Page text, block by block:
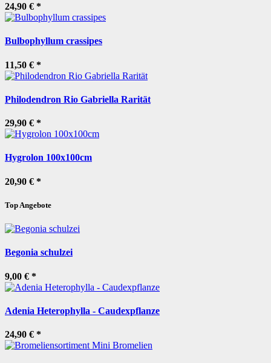
24,90 € *
Bulbophyllum crassipes
11,50 € *
Philodendron Rio Gabriella Rarität
29,90 € *
Hygrolon 100x100cm
20,90 € *
Top Angebote
Begonia schulzei
9,00 € *
Adenia Heterophylla - Caudexpflanze
24,90 € *